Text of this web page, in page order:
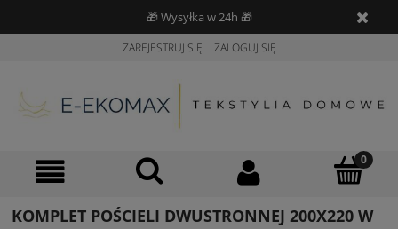
🎁 Wysyłka w 24h 🎁
ZAREJESTRUJ SIĘ ZALOGUJ SIĘ
KOMPLET POŚCIELI DWUSTRONNEJ 200X220 W